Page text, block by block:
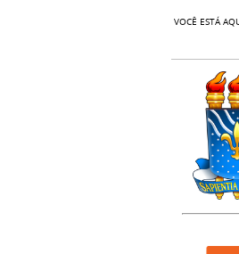
VOCÊ ESTÁ